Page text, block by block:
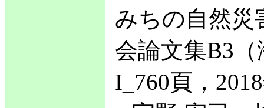
みちの自然災
会論文集B3
I_760頁，